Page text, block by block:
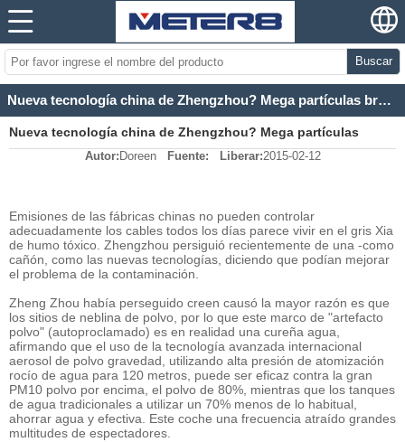
Buscar
Nueva tecnología china de Zhengzhou? Mega partículas bruma Cañón Unidad Ambiental
Nueva tecnología china de Zhengzhou? Mega partículas
bruma Cañón Unidad Ambiental
Autor: Doreen Fuente: Liberar:2015-02-12
Emisiones de las fábricas chinas no pueden controlar
adecuadamente los cables todos los días parece vivir en el gris Xia
de humo tóxico. Zhengzhou persiguió recientemente de una -como
cañón, como las nuevas tecnologías, diciendo que podían mejorar
el problema de la contaminación.
Zheng Zhou había perseguido creen causó la mayor razón es que
los sitios de neblina de polvo, por lo que este marco de "artefacto
polvo" (autoproclamado) es en realidad una cureña agua,
afirmando que el uso de la tecnología avanzada internacional
aerosol de polvo gravedad, utilizando alta presión de atomización
rocío de agua para 120 metros, puede ser eficaz contra la gran
PM10 polvo por encima, el polvo de 80%, mientras que los tanques
de agua tradicionales a utilizar un 70% menos de lo habitual,
ahorrar agua y efectiva. Este coche una frecuencia atraído grandes
multitudes de espectadores.